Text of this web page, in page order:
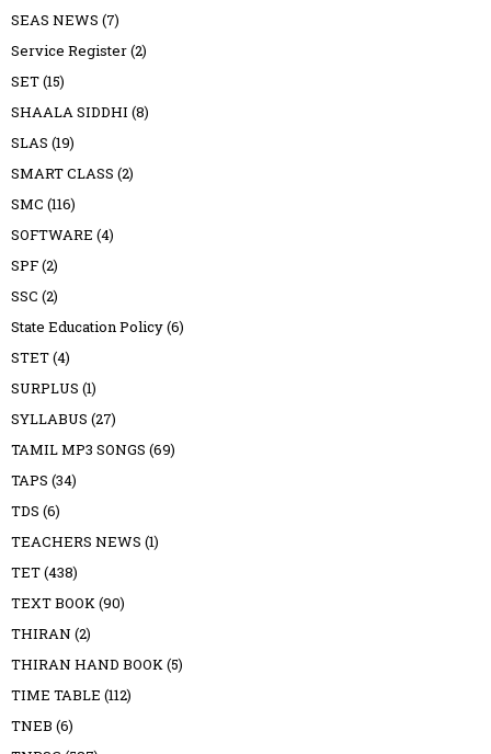
SEAS NEWS (7)
Service Register(2)
SET(15)
SHAALA SIDDHI (8)
SLAS (19)
SMART CLASS (2)
SMC (116)
SOFTWARE (4)
SPF(2)
SSC (2)
State Education Policy(6)
STET(4)
SURPLUS (1)
SYLLABUS (27)
TAMIL MP3 SONGS (69)
TAPS (34)
TDS (6)
TEACHERS NEWS (1)
TET(438)
TEXT BOOK(90)
THIRAN (2)
THIRAN HAND BOOK(5)
TIME TABLE (112)
TNEB (6)